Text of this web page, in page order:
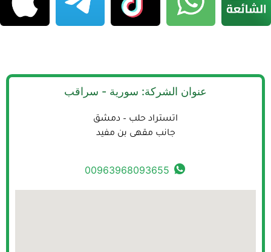
عنوان الشركة: سورية - سراقب
اتستراد حلب – دمشق
جانب مقهى بن مفيد
00963968093655